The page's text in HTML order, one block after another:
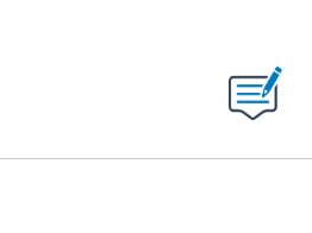
NOTIFICATIONS ABOUT NEW PAGES ON "".